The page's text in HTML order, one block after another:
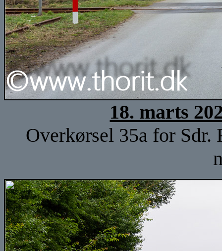
18. marts
Overkørsel 35a for